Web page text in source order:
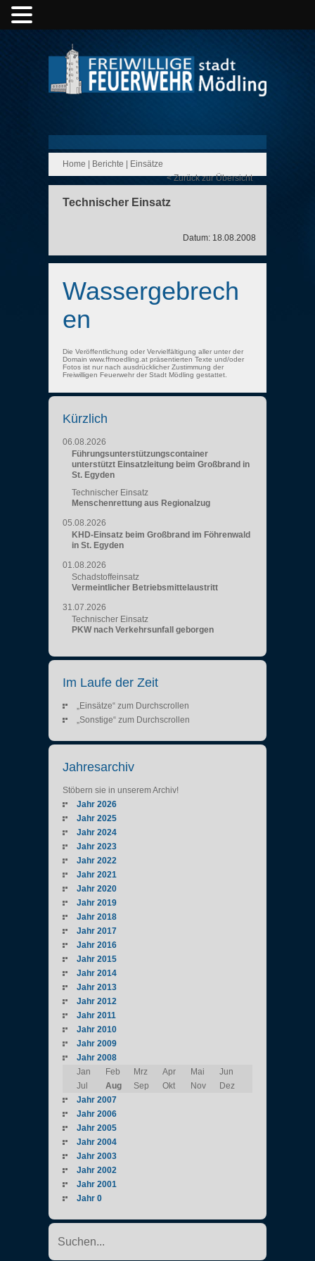
Home Berichte
Einsätze
< Zurück zur Übersicht
Technischer Einsatz
Datum: 18.08.2008
Wassergebrech
en
Die Veröffentlichung oder Vervielfältigung aller unter der
Domain www.ffmoedling.at präsentierten Texte und/oder
Fotos ist nur nach ausdrücklicher Zustimmung der
Freiwilligen Feuerwehr der Stadt Mödling gestattet.
Kürzlich
06.08.2026
Führungsunterstützungscontainer
unterstützt Einsatzleitung beim Großbrand in
St. Egyden
Technischer Einsatz
Menschenrettung aus Regionalzug
05.08.2026
KHD-Einsatz beim Großbrand im Föhrenwald
in St. Egyden
01.08.2026
Schadstoffeinsatz
Vermeintlicher Betriebsmittelaustritt
31.07.2026
Technischer Einsatz
PKW nach Verkehrsunfall geborgen
Im Laufe der Zeit
„Einsätze“ zum Durchscrollen
„Sonstige“ zum Durchscrollen
Jahresarchiv
Stöbern sie in unserem Archiv!
Jahr 2026
Jahr 2025
Jahr 2024
Jahr 2023
Jahr 2022
Jahr 2021
Jahr 2020
Jahr 2019
Jahr 2018
Jahr 2017
Jahr 2016
Jahr 2015
Jahr 2014
Jahr 2013
Jahr 2012
Jahr 2011
Jahr 2010
Jahr 2009
Jahr 2008
Jan
Feb Mrz Apr Mai
Jun
Jul
Aug Sep Okt Nov
Dez
Jahr 2007
Jahr 2006
Jahr 2005
Jahr 2004
Jahr 2003
Jahr 2002
Jahr 2001
Jahr 0